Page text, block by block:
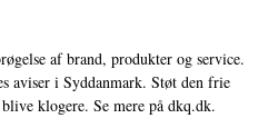
af brand, produkter og service.
aviser i Syddanmark. Støt den frie
klogere. Se mere på dkq.dk.